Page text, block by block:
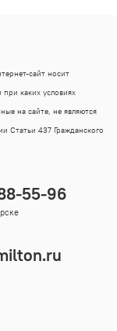
55-96
сайт носит
каких условиях
на сайте, не являются
Статьи 437 Гражданского